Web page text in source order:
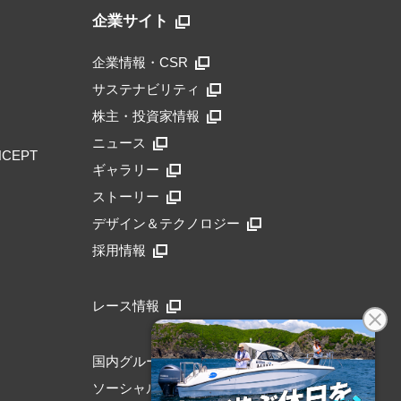
企業サイト
企業情報・CSR
サステナビリティ
株主・投資家情報
ニュース
ギャラリー
ストーリー
デザイン＆テクノロジー
採用情報
レース情報
国内グループリンク
ソーシャルメディア公式アカウント